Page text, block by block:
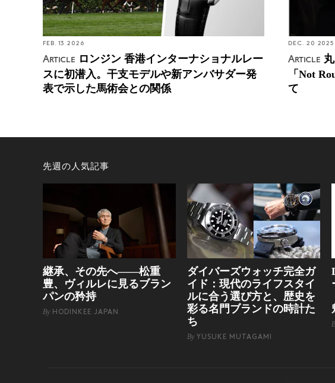
FEB. 13 2026
Article ロンジン 香港インターナショナルレー
スに初潜入。干支モデルや新アンバサダー発
表で示した馬術会との関係
DEC. 20 2025
Article
「Not
て
先週の人気記事
継承、その先へ——松重
豊、ヴィルレに見るブラン
パンの矜持
By HODINKEE JAPAN
ダイバーズウォッチ完全ガ
イド：現代のライフスタイ
ルに合う選び方と、歴史を
彩る名門ブランドの時計た
ち
By YUSUKE MUTAGAMI